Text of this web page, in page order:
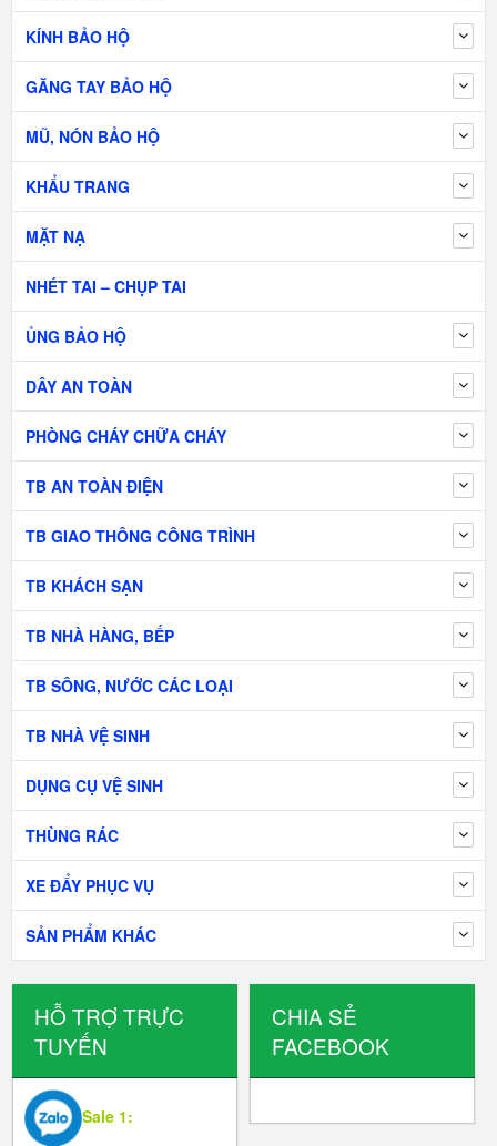
KÍNH BẢO HỘ
GĂNG TAY BẢO HỘ
MŨ, NÓN BẢO HỘ
KHẨU TRANG
MẶT NẠ
NHÉT TAI – CHỤP TAI
ỦNG BẢO HỘ
DÂY AN TOÀN
PHÒNG CHÁY CHỮA CHÁY
TB AN TOÀN ĐIỆN
TB GIAO THÔNG CÔNG TRÌNH
TB KHÁCH SẠN
TB NHÀ HÀNG, BẾP
TB SÔNG, NƯỚC CÁC LOẠI
TB NHÀ VỆ SINH
DỤNG CỤ VỆ SINH
THÙNG RÁC
XE ĐẨY PHỤC VỤ
SẢN PHẨM KHÁC
HỖ TRỢ TRỰC
TUYẾN
Sale 1:
CHIA SẺ
FACEBOOK